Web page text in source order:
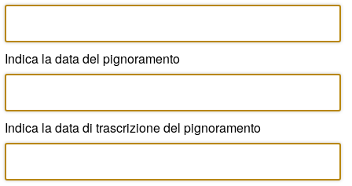
Indica la data del pignoramento
Indica la data di trascrizione del pignoramento